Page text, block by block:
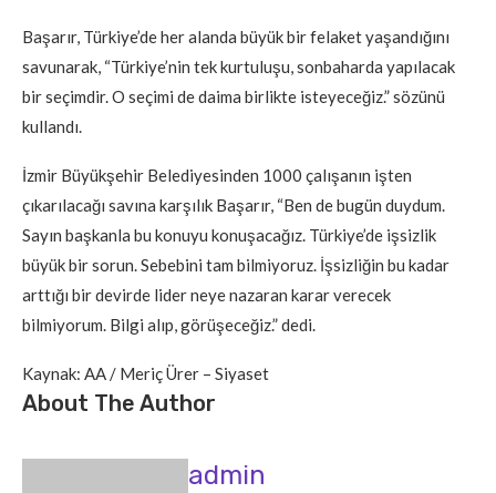
Başarır, Türkiye’de her alanda büyük bir felaket yaşandığını
savunarak, “Türkiye’nin tek kurtuluşu, sonbaharda yapılacak
bir seçimdir. O seçimi de daima birlikte isteyeceğiz.” sözünü
kullandı.
İzmir Büyükşehir Belediyesinden 1000 çalışanın işten
çıkarılacağı savına karşılık Başarır, “Ben de bugün duydum.
Sayın başkanla bu konuyu konuşacağız. Türkiye’de işsizlik
büyük bir sorun. Sebebini tam bilmiyoruz. İşsizliğin bu kadar
arttığı bir devirde lider neye nazaran karar verecek
bilmiyorum. Bilgi alıp, görüşeceğiz.” dedi.
Kaynak: AA / Meriç Ürer – Siyaset
About The Author
admin